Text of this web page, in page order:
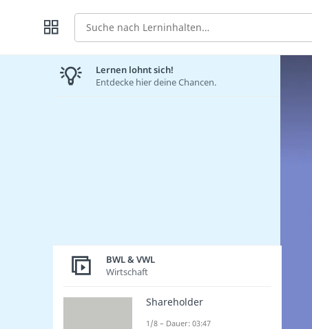
Suche
Lernen lohnt sich!
Entdecke hier deine Chancen.
BWL & VWL
Wirtschaft
Shareholder
1/8 – Dauer: 03:47